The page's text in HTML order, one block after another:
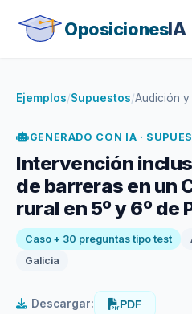
OposicionesIA
Ejemplos/Supuestos/Audición y
GENERADO CON IA ·
Intervención
de barreras en un
rural en 5º y 6º de
Caso + 30 preguntas tipo test
Galicia
Descargar: PDF